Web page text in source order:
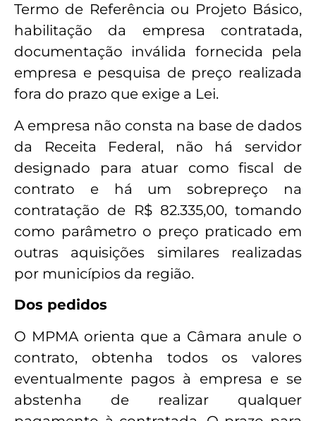
Termo de Referência ou Projeto Básico,
habilitação da empresa contratada,
documentação inválida fornecida pela
empresa e pesquisa de preço realizada
fora do prazo que exige a Lei.
A empresa não consta na base de dados
da Receita Federal, não há servidor
designado para atuar como fiscal de
contrato e há um sobrepreço na
contratação de R$ 82.335,00, tomando
como parâmetro o preço praticado em
outras aquisições similares realizadas
por municípios da região.
Dos pedidos
O MPMA orienta que a Câmara anule o
contrato, obtenha todos os valores
eventualmente pagos à empresa e se
abstenha de realizar qualquer